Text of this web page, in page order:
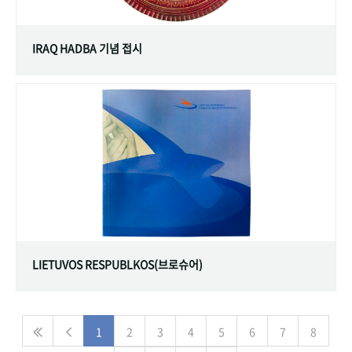
IRAQ HADBA 기념 접시
LIETUVOS RESPUBLKOS(브로슈어)
1 2 3 4 5 6 7 8